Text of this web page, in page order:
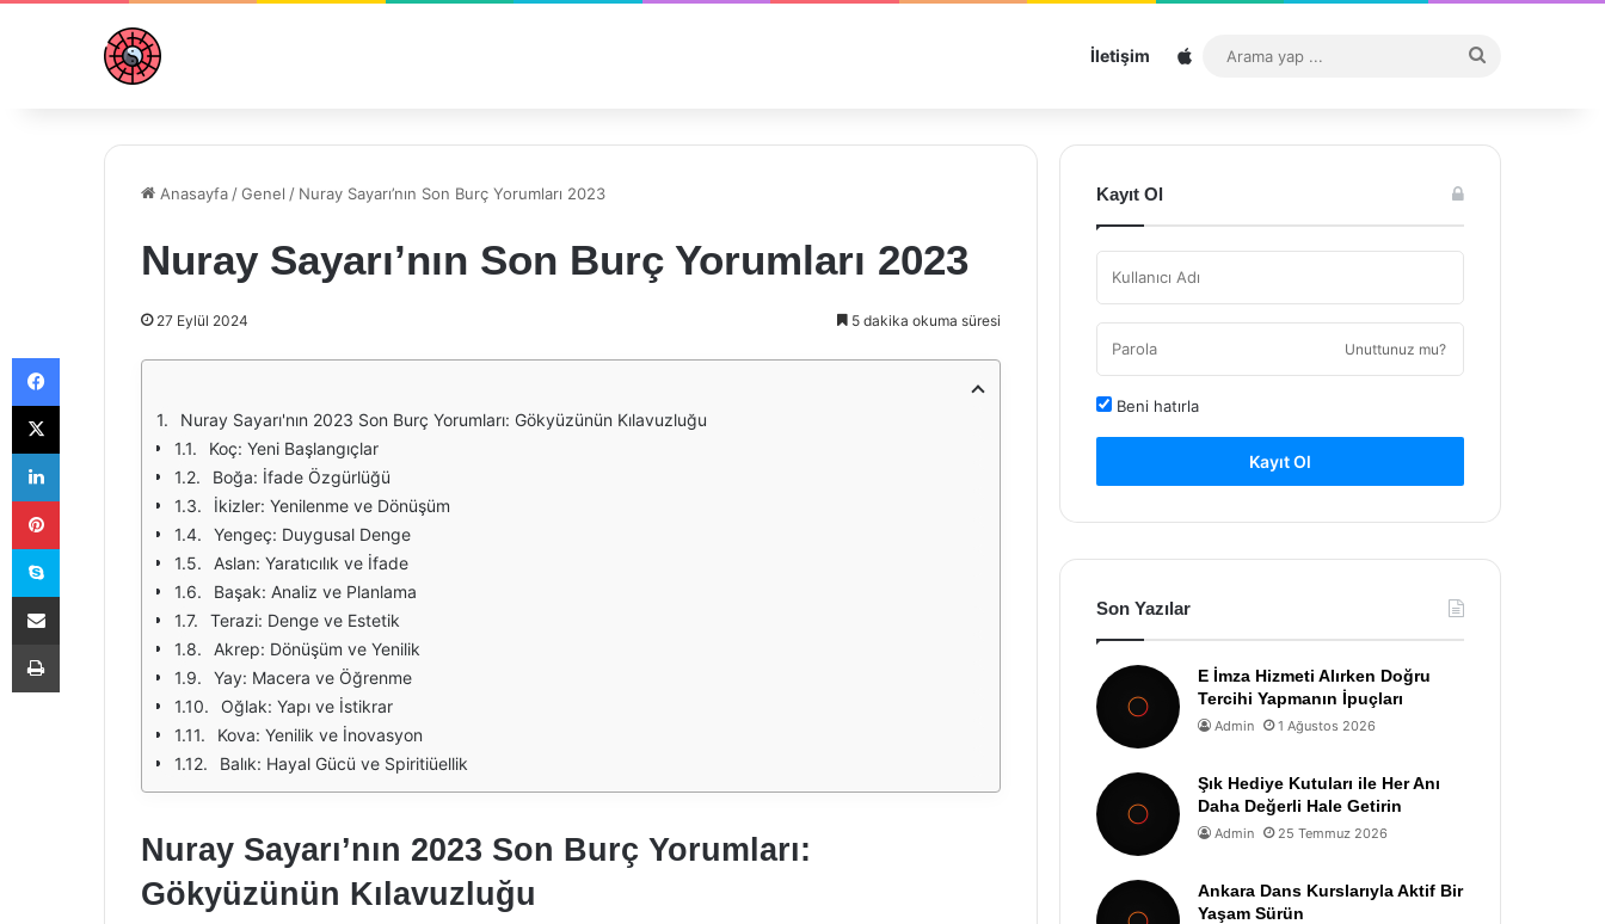
İletişim Sitemap
...
Anasayfa /Genel / Nuray Sayarı’nın Son Burç Yorumları 2023
Nuray Sayarı’nın Son Burç Yorumları 2023
27 Eylül 2024 5 dakika okuma süresi
Nuray Sayarı'nın 2023 Son Burç Yorumları: Gökyüzünün Kılavuzluğu
Koç: Yeni Başlangıçlar
Boğa: İfade Özgürlüğü
İkizler: Yenilenme ve Dönüşüm
Yengeç: Duygusal Denge
Aslan: Yaratıcılık ve İfade
Başak: Analiz ve Planlama
Terazi: Denge ve Estetik
Akrep: Dönüşüm ve Yenilik
Yay: Macera ve Öğrenme
Oğlak: Yapı ve İstikrar
Kova: Yenilik ve İnovasyon
Balık: Hayal Gücü ve Spiritiüellik
Nuray Sayarı’nın 2023 Son Burç Yorumları:
Gökyüzünün Kılavuzluğu
Kayıt Ol
Unuttunuz mu?
Beni hatırla
Kayıt Ol
Son Yazılar
E İmza Hizmeti Alırken Doğru
Tercihi Yapmanın İpuçları
Admin 1 Ağustos 2026
Şık Hediye Kutuları ile Her Anı
Daha Değerli Hale Getirin
Admin 25 Temmuz 2026
Ankara Dans Kurslarıyla Aktif Bir
Yaşam Sürün
Facebook
X
LinkedIn
Pinterest
Skype
E-Posta ile paylaş